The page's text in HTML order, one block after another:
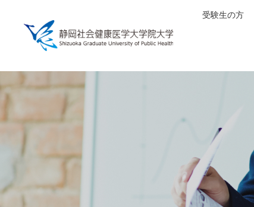
受験生の方